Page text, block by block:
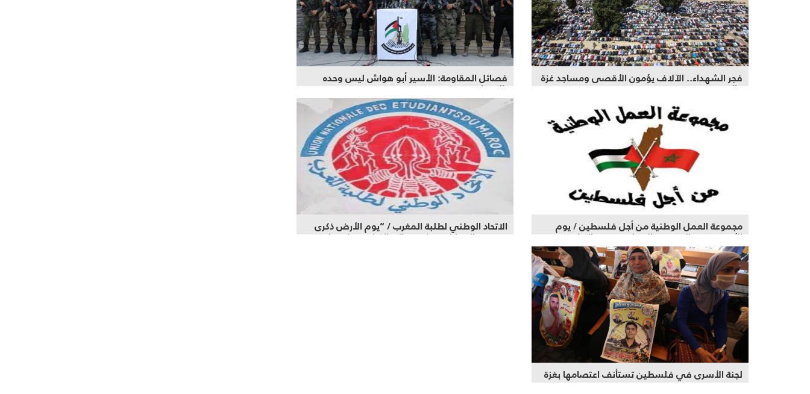
فجر الشهداء.. الآلاف يؤمون الأقصى ومساجد غزة
والضفة
فصائل المقاومة: الأسير أبو هواش ليس وحده
بالميدان
مجموعة العمل الوطنية من أجل فلسطين / يوم
الأرض.. يوم العهد مع المقاومة..ضد التطبيع
الاتحاد الوطني لطلبة المغرب / “يوم الأرض ذكرى
من رحم المعاناة وتذكير بجرائم الكيان وخطره على
لجنة الأسرى في فلسطين تستأنف اعتصامها بغزة